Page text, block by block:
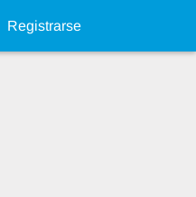
Registrarse